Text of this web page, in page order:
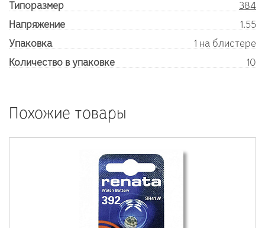
Типоразмер
384
Напряжение
1.55
Упаковка
1 на блистере
Количество в упаковке
10
Похожие товары